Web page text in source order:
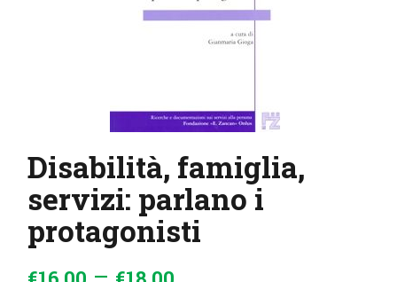
Disabilità, famiglia,
servizi: parlano i
protagonisti